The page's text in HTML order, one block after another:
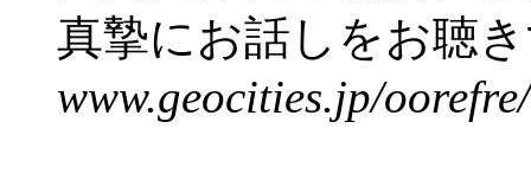
真摯にお話しをお聴
www.geocities.jp/oorefre/